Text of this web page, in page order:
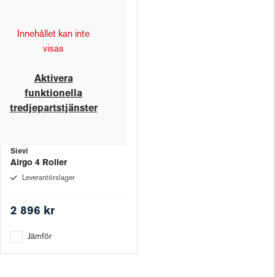
Innehållet kan inte
visas
Aktivera
funktionella
tredjepartstjänster
Sievi
Airgo 4 Roller
Leverantörslager
2 896 kr
Jämför